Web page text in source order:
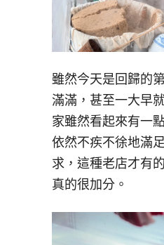
雖然今天是回歸的
滿滿，甚至一大早
家雖然看起來有一
依然不疾不徐地滿
求，這種老店才有
真的很加分。